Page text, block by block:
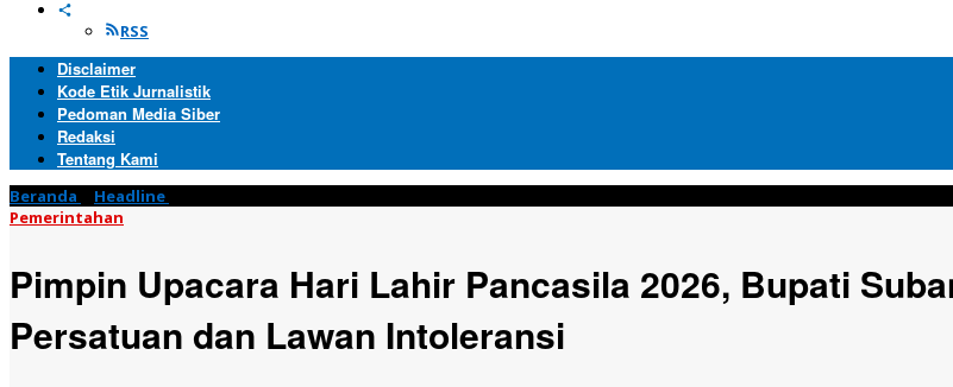
RSS
Disclaimer
Kode Etik Jurnalistik
Pedoman Media Siber
Redaksi
Tentang Kami
Beranda Headline
Pemerintahan
Pimpin Upacara Hari Lahir Pancasila 2026, Bupati
Persatuan dan Lawan Intoleransi